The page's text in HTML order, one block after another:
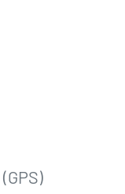
(GPS)